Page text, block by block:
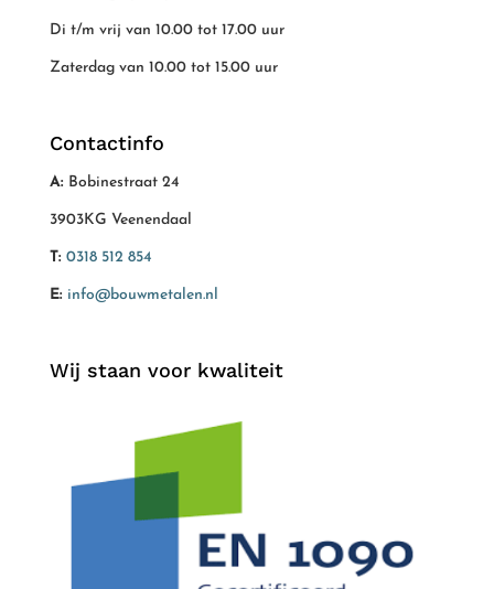
Di t/m vrij van 10.00 tot 17.00 uur
Zaterdag van 10.00 tot 15.00 uur
Contactinfo
A: Bobinestraat 24
3903KG Veenendaal
T: 0318 512 854
E: info@bouwmetalen.nl
Wij staan voor kwaliteit